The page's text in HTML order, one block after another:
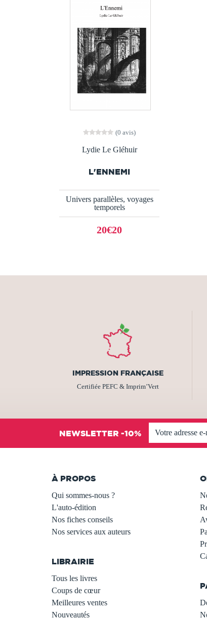
(0 avis)
Lydie Le Gléhuir
L'ENNEMI
Univers parallèles, voyages
temporels
20€20
IMPRESSION FRANÇAISE
Certifiée PEFC & Imprim’Vert
NEWSLETTER -10%
À PROPOS
Qui sommes-nous ?
L'auto-édition
Nos fiches conseils
Nos services aux auteurs
LIBRAIRIE
Tous les livres
Coups de cœur
Meilleures ventes
Nouveautés